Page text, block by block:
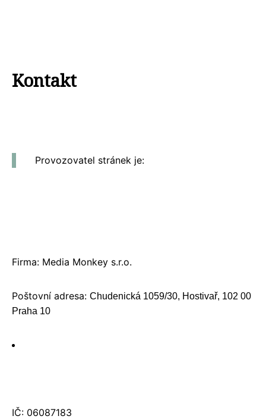
Kontakt
Provozovatel stránek je:
Firma: Media Monkey s.r.o.
Poštovní adresa: Chudenická 1059/30, Hostivař, 102 00
Praha 10
IČ: 06087183